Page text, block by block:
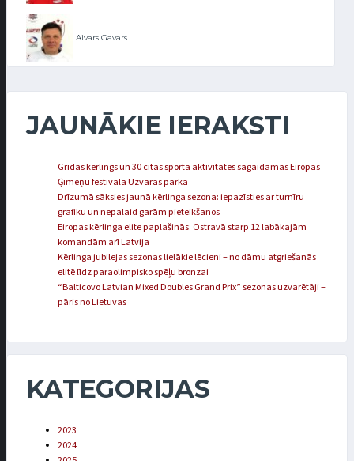
Aivars Gavars
JAUNĀKIE IERAKSTI
Grīdas kērlings un 30 citas sporta aktivitātes sagaidāmas Eiropas
Ģimeņu festivālā Uzvaras parkā
Drīzumā sāksies jaunā kērlinga sezona: iepazīsties ar turnīru
grafiku un nepalaid garām pieteikšanos
Eiropas kērlinga elite paplašinās: Ostravā starp 12 labākajām
komandām arī Latvija
Kērlinga jubilejas sezonas lielākie lēcieni – no dāmu atgriešanās
elitē līdz paraolimpisko spēļu bronzai
“Balticovo Latvian Mixed Doubles Grand Prix” sezonas uzvarētāji –
pāris no Lietuvas
KATEGORIJAS
2023
2024